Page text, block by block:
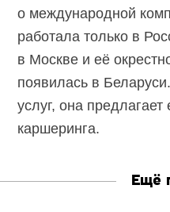
о международной
работала только в
в Москве и её
появилась в
услуг, она
каршеринга.
Ещё